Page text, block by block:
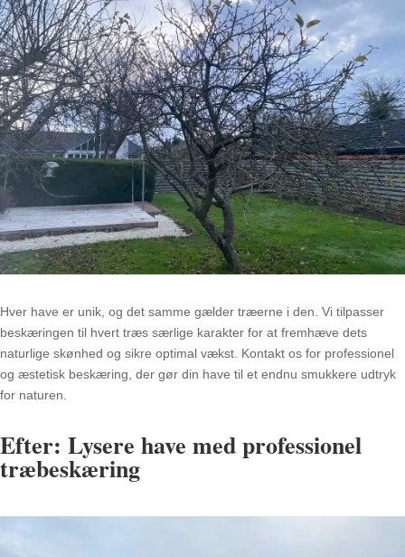
Hver have er unik, og det samme gælder træerne i den. Vi tilpasser
beskæringen til hvert træs særlige karakter for at fremhæve dets
naturlige skønhed og sikre optimal vækst. Kontakt os for professionel
og æstetisk beskæring, der gør din have til et endnu smukkere udtryk
for naturen.
Efter: Lysere have med professionel
træbeskæring